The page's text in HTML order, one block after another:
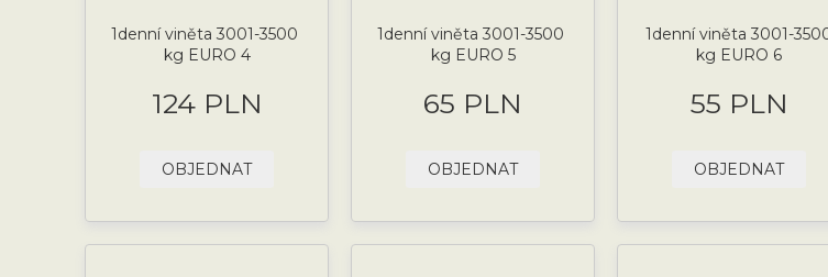
1denní viněta 3001-3500
kg EURO 4
124 PLN
OBJEDNAT
1denní viněta 3001-3500
kg EURO 5
65 PLN
OBJEDNAT
1denní viněta 3001-
kg EURO 6
55 PLN
OBJEDNAT